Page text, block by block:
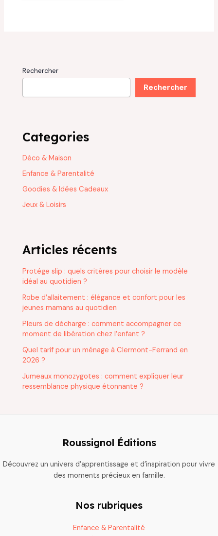
Rechercher
Rechercher
Categories
Déco & Maison
Enfance & Parentalité
Goodies & Idées Cadeaux
Jeux & Loisirs
Articles récents
Protége slip : quels critères pour choisir le modèle
idéal au quotidien ?
Robe d’allaitement : élégance et confort pour les
jeunes mamans au quotidien
Pleurs de décharge : comment accompagner ce
moment de libération chez l’enfant ?
Quel tarif pour un ménage à Clermont-Ferrand en
2026 ?
Jumeaux monozygotes : comment expliquer leur
ressemblance physique étonnante ?
Roussignol Éditions
Découvrez un univers d’apprentissage et d’inspiration pour vivre
des moments précieux en famille.
Nos rubriques
Enfance & Parentalité